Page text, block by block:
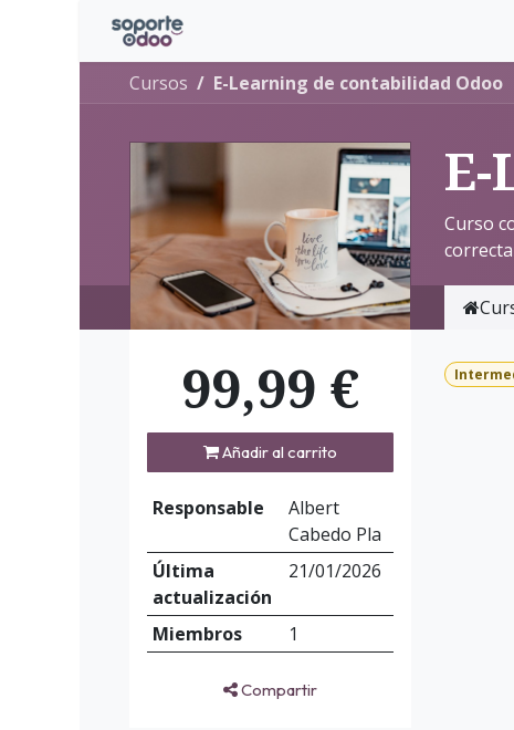
Cursos E-Learning de contabilidad Odoo
Curso
99,99 €
Añadir al carrito
Responsable
Albert
Cabedo Pla
Última
actualización
21/01/2026
Miembros 1
Compartir